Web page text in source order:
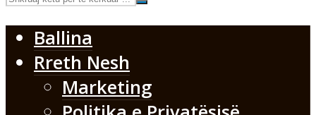
Ballina
Rreth Nesh
Marketing